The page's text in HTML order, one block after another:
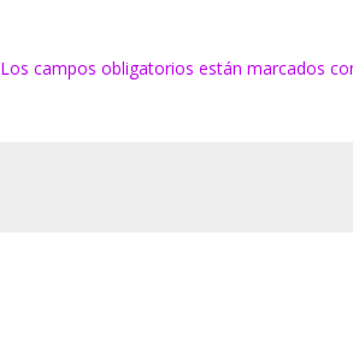
Los campos obligatorios están marcados